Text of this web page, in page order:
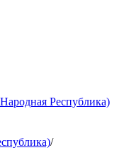
Республика)
/